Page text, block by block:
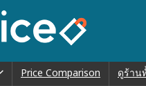
Price Comparison ดูร้าน